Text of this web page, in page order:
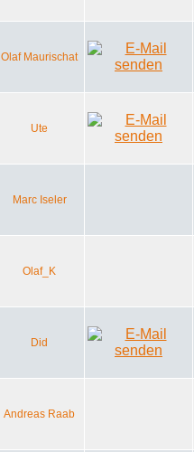
Olaf Maurischat
Ute
Marc Iseler
Olaf_K
Did
Andreas Raab